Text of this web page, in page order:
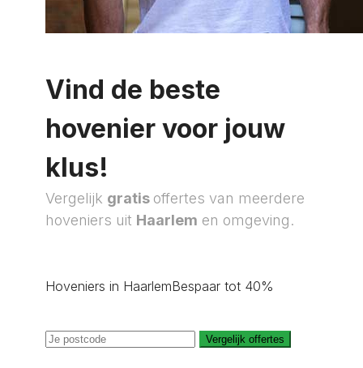
Vind de beste
hovenier voor jouw
klus!
Vergelijk gratis offertes van meerdere
hoveniers uit Haarlem en omgeving.
Hoveniers in HaarlemBespaar tot 40%
Vergelijk offertes